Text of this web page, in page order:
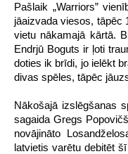
Pašlaik „Warriors”
jāaizvada viesos, tāpēc
vietu nākamajā kārtā.
Endrjū Boguts ir ļoti
doties ik brīdi, jo ielēkt
divas spēles, tāpēc
Nākošajā izslēgšanas
sagaida Gregs
novājināto
latvietis varētu debitēt